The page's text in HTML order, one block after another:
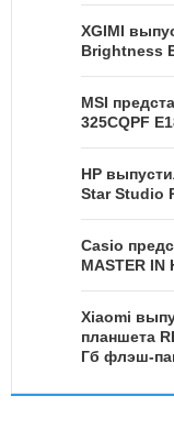
XGIMI
Brightness
MSI
325CQPF
HP
Star Studio
Casio
MASTER IN
Xiaomi
планшета
Гб флэш-